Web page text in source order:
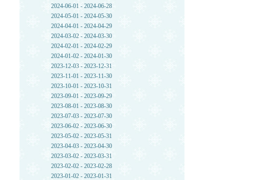
2024-06-01 - 2024-06-28
2024-05-01 - 2024-05-30
2024-04-01 - 2024-04-29
2024-03-02 - 2024-03-30
2024-02-01 - 2024-02-29
2024-01-02 - 2024-01-30
2023-12-03 - 2023-12-31
2023-11-01 - 2023-11-30
2023-10-01 - 2023-10-31
2023-09-01 - 2023-09-29
2023-08-01 - 2023-08-30
2023-07-03 - 2023-07-30
2023-06-02 - 2023-06-30
2023-05-02 - 2023-05-31
2023-04-03 - 2023-04-30
2023-03-02 - 2023-03-31
2023-02-02 - 2023-02-28
2023-01-02 - 2023-01-31